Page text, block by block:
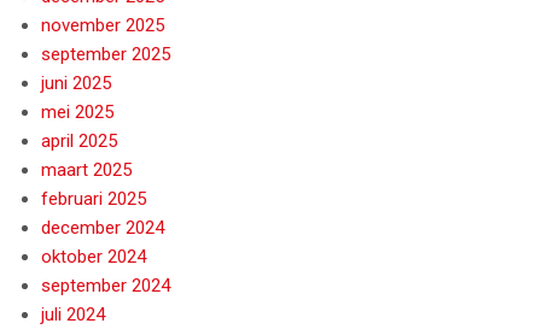
november 2025
september 2025
juni 2025
mei 2025
april 2025
maart 2025
februari 2025
december 2024
oktober 2024
september 2024
juli 2024